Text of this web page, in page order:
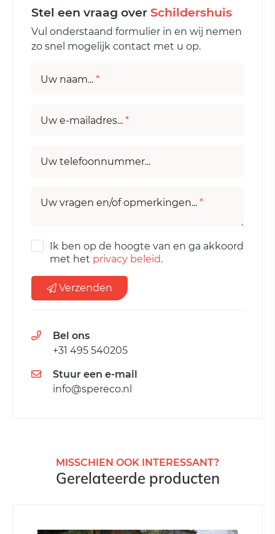
Stel een vraag over Schildershuis
Vul onderstaand formulier in en wij nemen
zo snel mogelijk contact met u op.
Uw naam... *
Uw e-mailadres... *
Uw telefoonnummer...
Uw vragen en/of opmerkingen... *
Ik ben op de hoogte van en ga akkoord
met het privacy beleid.
Verzenden
Bel ons
+31 495 540205
Stuur een e-mail
info@spereco.nl
MISSCHIEN OOK INTERESSANT?
Gerelateerde producten